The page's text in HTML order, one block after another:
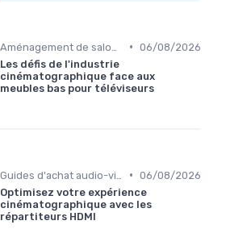
• 06/08/2026
Les défis de l'industrie
cinématographique face aux
meubles bas pour téléviseurs
• 06/08/2026
Optimisez votre expérience
cinématographique avec les
répartiteurs HDMI